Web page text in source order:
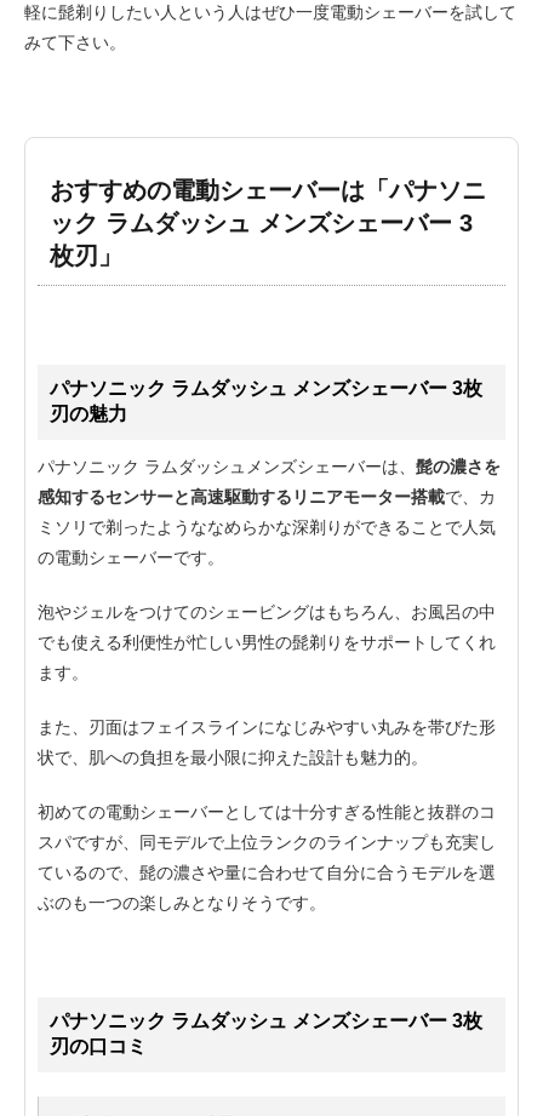
軽に髭剃りしたい人という人はぜひ一度電動シェーバーを試して
みて下さい。
おすすめの電動シェーバーは「パナソニ
ック ラムダッシュ メンズシェーバー 3
枚刃」
パナソニック ラムダッシュ メンズシェーバー 3枚
刃の魅力
パナソニック ラムダッシュメンズシェーバーは、 髭の濃さを
感知するセンサーと高速駆動するリニアモーター搭載で、カ
ミソリで剃ったようななめらかな深剃りができることで人気
の電動シェーバーです。
泡やジェルをつけてのシェービングはもちろん、お風呂の中
でも使える利便性が忙しい男性の髭剃りをサポートしてくれ
ます。
また、刃面はフェイスラインになじみやすい丸みを帯びた形
状で、肌への負担を最小限に抑えた設計も魅力的。
初めての電動シェーバーとしては十分すぎる性能と抜群のコ
スパですが、同モデルで上位ランクのラインナップも充実し
ているので、髭の濃さや量に合わせて自分に合うモデルを選
ぶのも一つの楽しみとなりそうです。
パナソニック ラムダッシュ メンズシェーバー 3枚
刃の口コミ